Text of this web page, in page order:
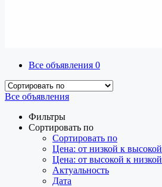
Все объявления 0
Все объявления
Фильтры
Сортировать по
Сортировать по
Цена: от низкой к высокой
Цена: от высокой к низкой
Актуальность
Дата